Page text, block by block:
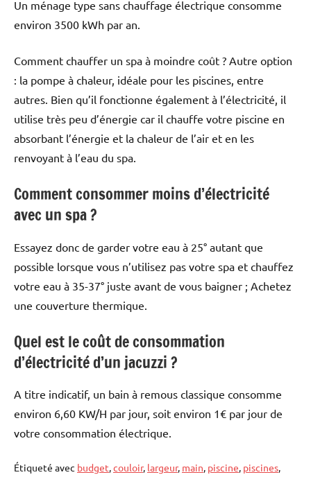
Un ménage type sans chauffage électrique consomme
environ 3500 kWh par an.
Comment chauffer un spa à moindre coût ? Autre option
: la pompe à chaleur, idéale pour les piscines, entre
autres. Bien qu’il fonctionne également à l’électricité, il
utilise très peu d’énergie car il chauffe votre piscine en
absorbant l’énergie et la chaleur de l’air et en les
renvoyant à l’eau du spa.
Comment consommer moins d’électricité
avec un spa ?
Essayez donc de garder votre eau à 25° autant que
possible lorsque vous n’utilisez pas votre spa et chauffez
votre eau à 35-37° juste avant de vous baigner ; Achetez
une couverture thermique.
Quel est le coût de consommation
d’électricité d’un jacuzzi ?
A titre indicatif, un bain à remous classique consomme
environ 6,60 KW/H par jour, soit environ 1€ par jour de
votre consommation électrique.
Étiqueté avec budget,couloir, largeur, main, piscine, piscines,